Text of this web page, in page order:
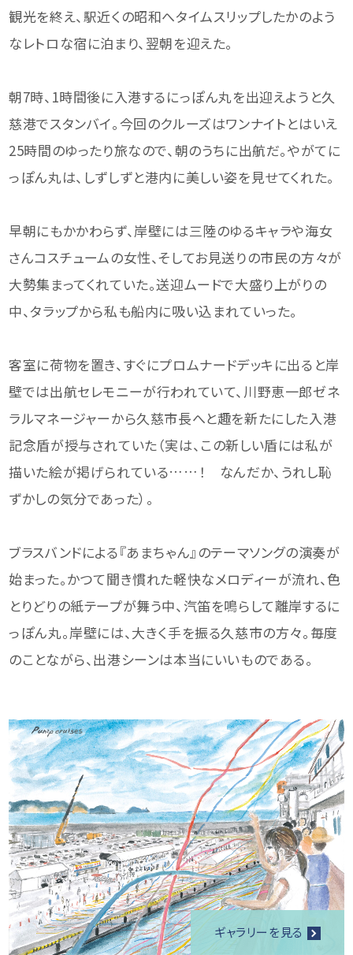
観光を終え、駅近くの昭和へタイムスリップしたかのよう
なレトロな宿に泊まり、翌朝を迎えた。
朝7時、1時間後に入港するにっぽん丸を出迎えようと久
慈港でスタンバイ。今回のクルーズはワンナイトとはいえ
25時間のゆったり旅なので、朝のうちに出航だ。やがてに
っぽん丸は、しずしずと港内に美しい姿を見せてくれた。
早朝にもかかわらず、岸壁には三陸のゆるキャラや海女
さんコスチュームの女性、そしてお見送りの市民の方々が
大勢集まってくれていた。送迎ムードで大盛り上がりの
中、タラップから私も船内に吸い込まれていった。
客室に荷物を置き、すぐにプロムナードデッキに出ると岸
壁では出航セレモニーが行われていて、川野恵一郎ゼネ
ラルマネージャーから久慈市長へと趣を新たにした入港
記念盾が授与されていた（実は、この新しい盾には私が
描いた絵が掲げられている……！ なんだか、うれし恥
ずかしの気分であった）。
ブラスバンドによる『あまちゃん』のテーマソングの演奏が
始まった。かつて聞き慣れた軽快なメロディーが流れ、色
とりどりの紙テープが舞う中、汽笛を鳴らして離岸するに
っぽん丸。岸壁には、大きく手を振る久慈市の方々。毎度
のことながら、出港シーンは本当にいいものである。
ギャラリーを見る